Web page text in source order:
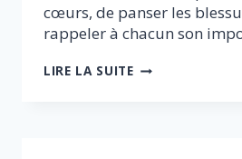
cœurs, de panser les
rappeler à chacun son
LIRE LA SUITELE